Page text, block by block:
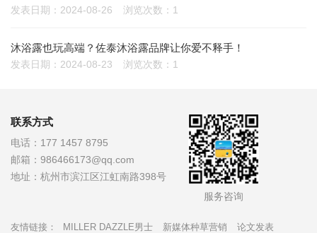
发表日期：2024-08-26 浏览次数：1
沐浴露也玩高端？佐泰沐浴露品牌让你爱不释手！
发表日期：2024-08-23 浏览次数：1
联系方式
电话： 177 1457 8795
邮箱： 986466173@qq.com
地址： 杭州市滨江区江虹南路398号
服务咨询
友情链接： MILLER DAZZLE男士 新媒体种草营销
论文发表